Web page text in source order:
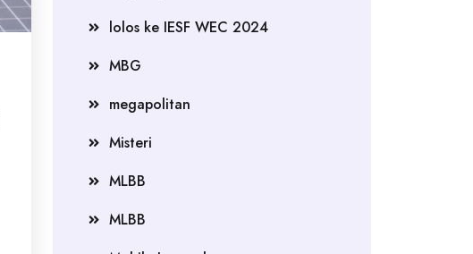
lolos ke IESF WEC 2024
MBG
megapolitan
Misteri
MLBB
MLBB